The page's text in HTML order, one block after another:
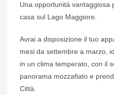
Una opportunità vantaggiosa
casa sul Lago Maggiore.
Avrai a disposizione il tuo
mesi da settembre a marzo,
in un clima temperato, con il
panorama mozzafiato e
Città.